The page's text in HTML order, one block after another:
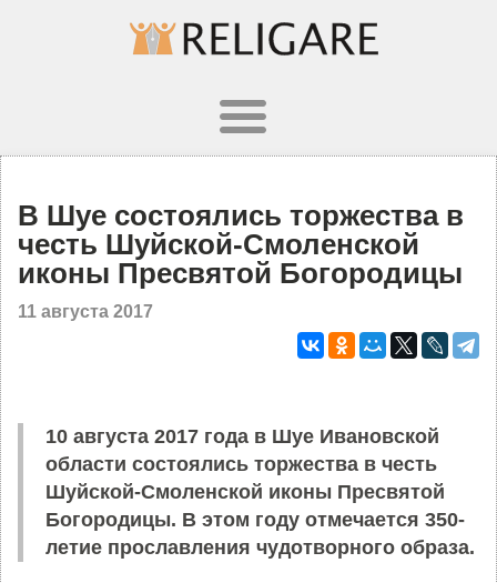
В Шуе состоялись торжества в
честь Шуйской-Смоленской
иконы Пресвятой Богородицы
11 августа 2017
10 августа 2017 года в Шуе Ивановской
области состоялись торжества в честь
Шуйской-Смоленской иконы Пресвятой
Богородицы. В этом году отмечается 350-
летие прославления чудотворного образа.